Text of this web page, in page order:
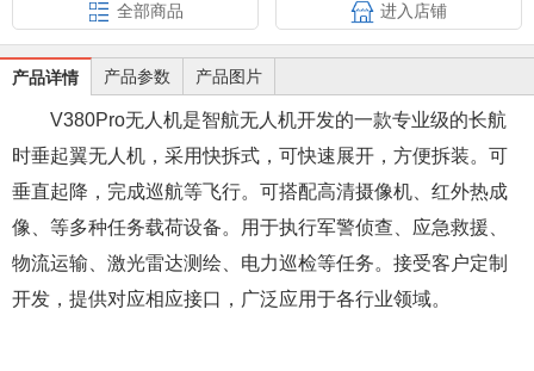
全部商品
进入店铺
产品详情 产品参数 产品图片
V380Pro无人机是智航无人机开发的一款专业级的长航
时垂起翼无人机，采用快拆式，可快速展开，方便拆装。可
垂直起降，完成巡航等飞行。可搭配高清摄像机、红外热成
像、等多种任务载荷设备。用于执行军警侦查、应急救援、
物流运输、激光雷达测绘、电力巡检等任务。接受客户定制
开发，提供对应相应接口，广泛应用于各行业领域。